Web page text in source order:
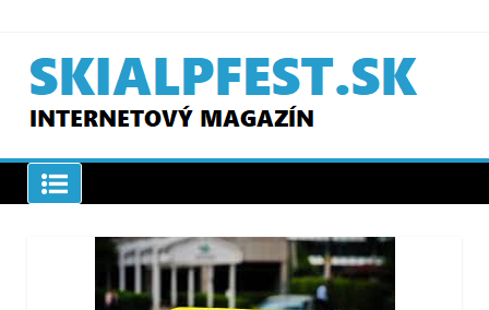
content
SKIAPLFEST.SK